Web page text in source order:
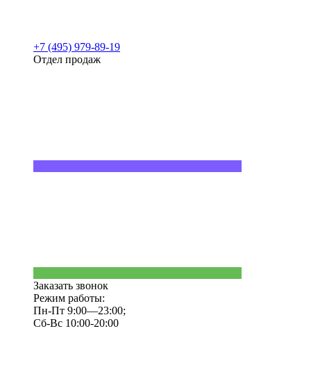
+7 (495) 979-89-19
Отдел продаж
Заказать звонок
Режим работы:
Пн-Пт 9:00—23:00;
Сб-Вс 10:00-20:00